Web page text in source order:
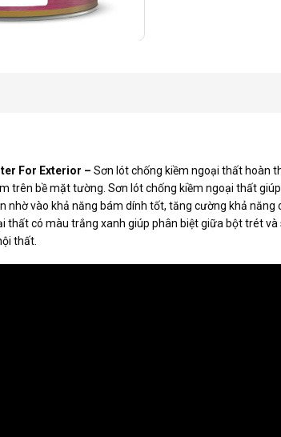
For Exterior – Sơn lót chống kiềm ngoại thất hoàn
trên bề mặt tường. Sơn lót chống kiềm ngoại thất
nhờ vào khả năng bám dính tốt, tăng cường khả
thất có màu trắng xanh giúp phân biệt giữa bột trét và
thất.